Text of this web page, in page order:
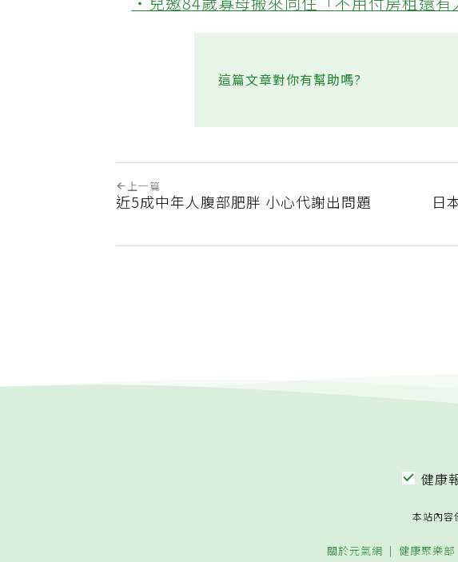
‧兒邀84歲寡母搬來同住「不用付房租還
這篇文章對你有幫助嗎?
上一篇
近5成中年人腹部肥胖 小心代謝出問題
日
健康
本站內容
關於元氣網 健康聚樂部